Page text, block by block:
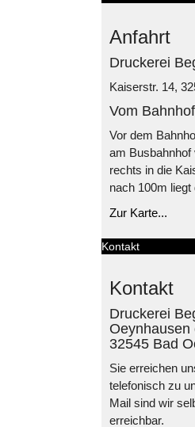
Anfahrt
Druckerei
Kaiserstr. 14,
Vom
Vor dem
am Busbahnhof
rechts in die
nach 100m
Zur Karte...
Kontakt
Kontakt
Druckerei
Oeynhausen
32545 Bad
Sie erreichen
telefonisch zu
Mail sind wir
erreichbar.